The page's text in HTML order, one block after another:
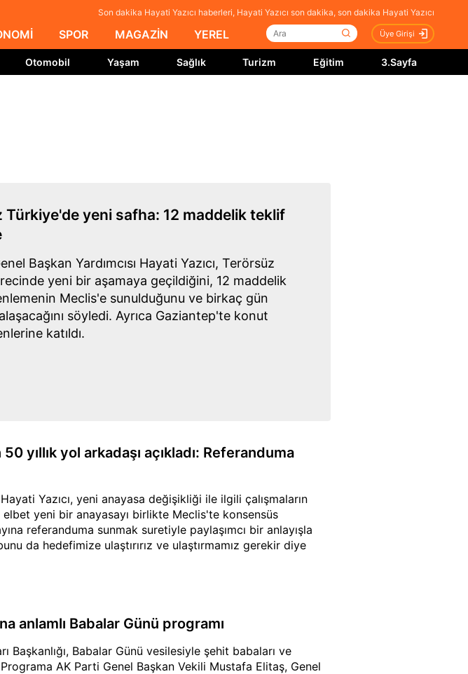
Son dakika Hayati Yazıcı haberleri, Hayati Yazıcı son dakika, son dakika Hayati Yazıcı
SPOR MAGAZİN YEREL Üye Girişi
Otomobil Yaşam Sağlık Turizm Eğitim 3.Sayfa
Türkiye'de yeni safha: 12 maddelik teklif
Başkan Yardımcısı Hayati Yazıcı, Terörsüz
yeni bir aşamaya geçildiğini, 12 maddelik
Meclis'e sunulduğunu ve birkaç gün
söyledi. Ayrıca Gaziantep'te konut
katıldı.
yıllık yol arkadaşı açıkladı: Referanduma
Yazıcı, yeni anayasa değişikliği ile ilgili çalışmaların
yeni bir anayasayı birlikte Meclis'te konsensüs
referanduma sunmak suretiyle paylaşımcı bir anlayışla
da hedefimize ulaştırırız ve ulaştırmamız gerekir diye
anlamlı Babalar Günü programı
Başkanlığı, Babalar Günü vesilesiyle şehit babaları ve
AK Parti Genel Başkan Vekili Mustafa Elitaş, Genel